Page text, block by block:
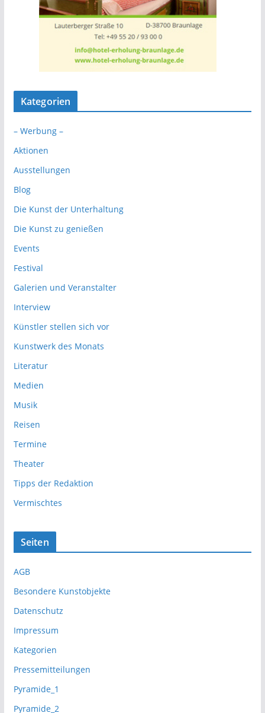
Kategorien
– Werbung –
Aktionen
Ausstellungen
Blog
Die Kunst der Unterhaltung
Die Kunst zu genießen
Events
Festival
Galerien und Veranstalter
Interview
Künstler stellen sich vor
Kunstwerk des Monats
Literatur
Medien
Musik
Reisen
Termine
Theater
Tipps der Redaktion
Vermischtes
Seiten
AGB
Besondere Kunstobjekte
Datenschutz
Impressum
Kategorien
Pressemitteilungen
Pyramide_1
Pyramide_2